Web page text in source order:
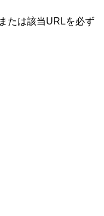
たは該当URLを必ず